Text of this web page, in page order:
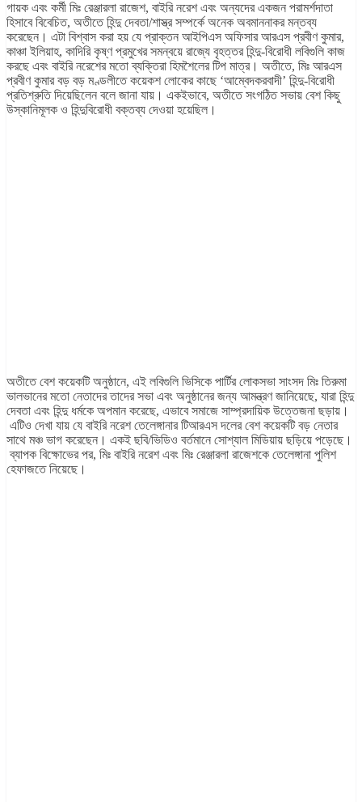
গায়ক এবং কর্মী মিঃ রেঞ্জারলা রাজেশ, বাইরি নরেশ এবং অন্যদের একজন পরামর্শদাতা
হিসাবে বিবেচিত, অতীতে হিন্দু দেবতা/শাস্ত্র সম্পর্কে অনেক অবমাননাকর মন্তব্য
করেছেন। এটা বিশ্বাস করা হয় যে প্রাক্তন আইপিএস অফিসার আরএস প্রবীণ কুমার,
কাঞ্চা ইলিয়াহ, কাদিরি কৃষ্ণ প্রমুখের সমন্বয়ে রাজ্যে বৃহত্তর হিন্দু-বিরোধী লবিগুলি কাজ
করছে এবং বাইরি নরেশের মতো ব্যক্তিরা হিমশৈলের টিপ মাত্র। অতীতে, মিঃ আরএস
প্রবীণ কুমার বড় বড় মণ্ডলীতে কয়েকশ লোকের কাছে ‘আম্বেদকরবাদী’ হিন্দু-বিরোধী
প্রতিশ্রুতি দিয়েছিলেন বলে জানা যায়। একইভাবে, অতীতে সংগঠিত সভায় বেশ কিছু
উস্কানিমূলক ও হিন্দুবিরোধী বক্তব্য দেওয়া হয়েছিল।
অতীতে বেশ কয়েকটি অনুষ্ঠানে, এই লবিগুলি ভিসিকে পার্টির লোকসভা সাংসদ মিঃ তিরুমা
ভালভানের মতো নেতাদের তাদের সভা এবং অনুষ্ঠানের জন্য আমন্ত্রণ জানিয়েছে, যারা হিন্দু
দেবতা এবং হিন্দু ধর্মকে অপমান করেছে, এভাবে সমাজে সাম্প্রদায়িক উত্তেজনা ছড়ায়।
এটিও দেখা যায় যে বাইরি নরেশ তেলেঙ্গানার টিআরএস দলের বেশ কয়েকটি বড় নেতার
সাথে মঞ্চ ভাগ করেছেন। একই ছবি/ভিডিও বর্তমানে সোশ্যাল মিডিয়ায় ছড়িয়ে পড়েছে।
ব্যাপক বিক্ষোভের পর, মিঃ বাইরি নরেশ এবং মিঃ রেঞ্জারলা রাজেশকে তেলেঙ্গানা পুলিশ
হেফাজতে নিয়েছে।